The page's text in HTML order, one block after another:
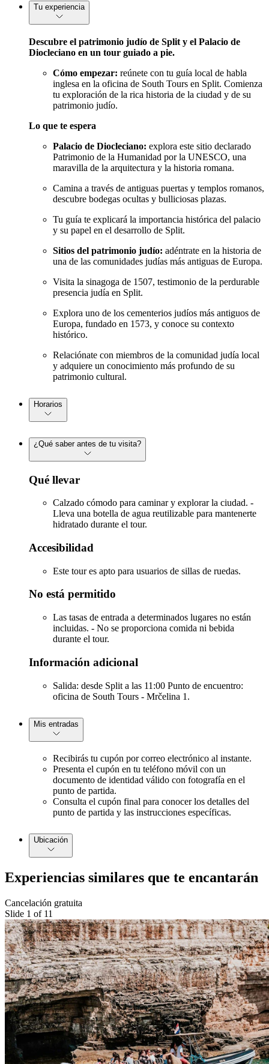
Tu experiencia
Descubre el patrimonio judío de Split y el Palacio de
Diocleciano en un tour guiado a pie.
Cómo empezar: reúnete con tu guía local de habla
inglesa en la oficina de South Tours en Split. Comienza
tu exploración de la rica historia de la ciudad y de su
patrimonio judío.
Lo que te espera
Palacio de Diocleciano: explora este sitio declarado
Patrimonio de la Humanidad por la UNESCO, una
maravilla de la arquitectura y la historia romana.
Camina a través de antiguas puertas y templos romanos,
descubre bodegas ocultas y bulliciosas plazas.
Tu guía te explicará la importancia histórica del palacio
y su papel en el desarrollo de Split.
Sitios del patrimonio judío: adéntrate en la historia de
una de las comunidades judías más antiguas de Europa.
Visita la sinagoga de 1507, testimonio de la perdurable
presencia judía en Split.
Explora uno de los cementerios judíos más antiguos de
Europa, fundado en 1573, y conoce su contexto
histórico.
Relaciónate con miembros de la comunidad judía local
y adquiere un conocimiento más profundo de su
patrimonio cultural.
Horarios
¿Qué saber antes de tu visita?
Qué llevar
Calzado cómodo para caminar y explorar la ciudad. -
Lleva una botella de agua reutilizable para mantenerte
hidratado durante el tour.
Accesibilidad
Este tour es apto para usuarios de sillas de ruedas.
No está permitido
Las tasas de entrada a determinados lugares no están
incluidas. - No se proporciona comida ni bebida
durante el tour.
Información adicional
Salida: desde Split a las 11:00 Punto de encuentro:
oficina de South Tours - Mrčelina 1.
Mis entradas
Recibirás tu cupón por correo electrónico al instante.
Presenta el cupón en tu teléfono móvil con un
documento de identidad válido con fotografía en el
punto de partida.
Consulta el cupón final para conocer los detalles del
punto de partida y las instrucciones específicas.
Ubicación
Experiencias similares que te encantarán
Cancelación gratuita
Slide 1 of 11